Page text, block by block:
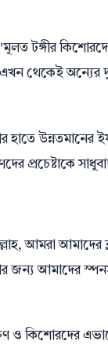
"মূলত টঙ্গীর
থেকেই অন্যের
উন্নতমানের
প্রচেষ্টাকে
আমরা আমাদের
জন্য আমাদের
কিশোরদের